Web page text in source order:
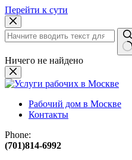
Перейти к сути
Ничего не найдено
Рабочий дом в Москве
Контакты
Phone:
(701)814-6992